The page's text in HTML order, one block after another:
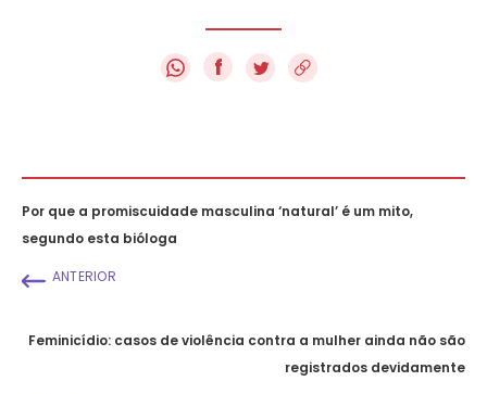
f
Por que a promiscuidade masculina ‘natural’ é um mito,
segundo esta bióloga
ANTERIOR
Feminicídio: casos de violência contra a mulher ainda não são
registrados devidamente